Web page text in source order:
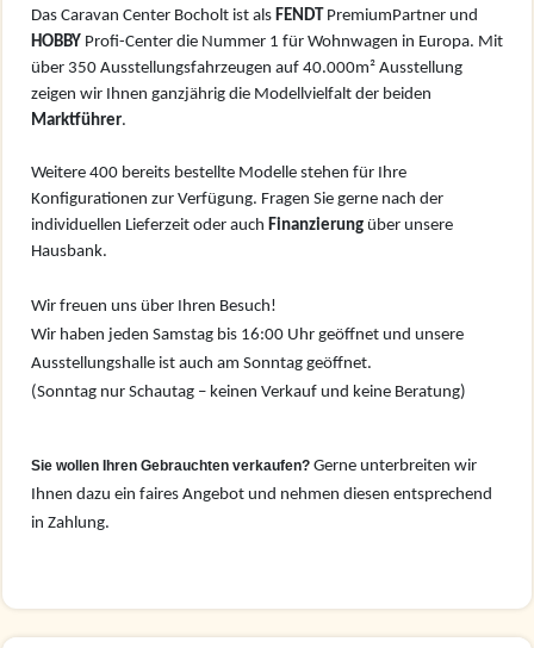
Das Caravan Center Bocholt ist als FENDTPremiumPartner und
HOBBY Profi-Center die Nummer 1 für Wohnwagen in Europa. Mit
über 350 Ausstellungsfahrzeugen auf 40.000m² Ausstellung
zeigen wir Ihnen ganzjährig die Modellvielfalt der beiden
Marktführer.
Weitere 400 bereits bestellte Modelle stehen für Ihre
Konfigurationen zur Verfügung. Fragen Sie gerne nach der
individuellen Lieferzeit oder auch Finanzierung über unsere
Hausbank.
Wir freuen uns über Ihren Besuch!
Wir haben jeden Samstag bis 16:00 Uhr geöffnet und unsere
Ausstellungshalle ist auch am Sonntag geöffnet.
(Sonntag nur Schautag – keinen Verkauf und keine Beratung)
Sie wollen Ihren Gebrauchten verkaufen? Gerne unterbreiten wir
Ihnen dazu ein faires Angebot und nehmen diesen entsprechend
in Zahlung.